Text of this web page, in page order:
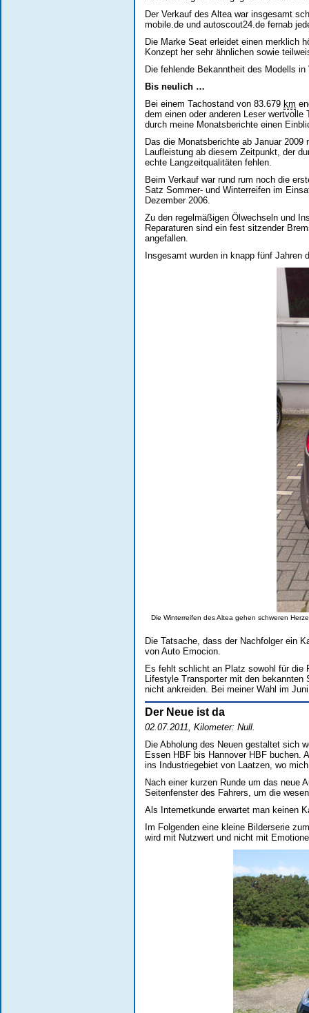
Der Verkauf des Altea war insgesamt
mobile.de und autoscout24.de fernab
Die Marke Seat erleidet einen merklich
Konzept her sehr ähnlichen sowie
Die fehlende Bekanntheit des Modells
Bis neulich …
Bei einem Tachostand von 83.679 km
dem einen oder anderen Leser
durch meine Monatsberichte einen
Das die Monatsberichte ab Januar
Laufleistung ab diesem Zeitpunkt, der
echte Langzeitqualitäten fehlen.
Beim Verkauf war rund rum noch die
Satz Sommer- und Winterreifen im
Dezember 2006.
Zu den regelmäßigen Ölwechseln und
Reparaturen sind ein fest sitzender
angefallen.
Insgesamt wurden in knapp fünf Jahren
Die Winterreifen des Altea gehen schweren
Die Tatsache, dass der Nachfolger ein
von Auto Emocion.
Es fehlt schlicht an Platz sowohl für die
Lifestyle Transporter mit den
nicht ankreiden. Bei meiner Wahl im
Der Neue ist da
02.07.2011, Kilometer: Null.
Die Abholung des Neuen gestaltet sich
Essen HBF bis Hannover HBF buchen.
ins Industriegebiet von Laatzen, wo
Nach einer kurzen Runde um das neue
Seitenfenster des Fahrers, um die
Als Internetkunde erwartet man keinen
Im Folgenden eine kleine Bilderserie
wird mit Nutzwert und nicht mit